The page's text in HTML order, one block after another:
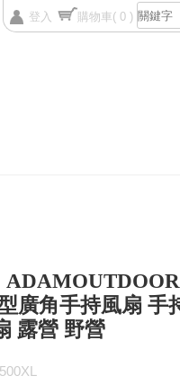
登入 購物車( 0 )
廣角手持風扇 手
露營 野營